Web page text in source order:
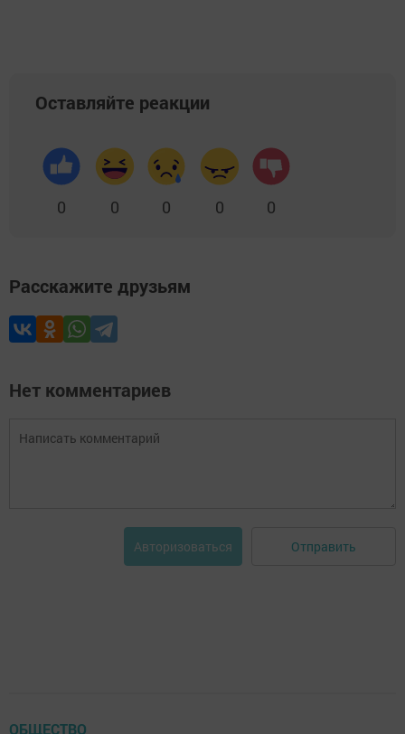
Оставляйте реакции
0 0 0 0 0
Расскажите друзьям
Нет комментариев
Авторизоваться Отправить
ОБЩЕСТВО